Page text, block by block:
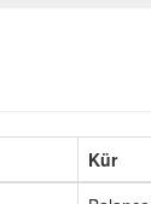
Kür